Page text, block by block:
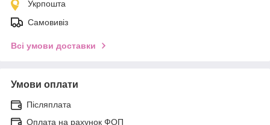
Укрпошта
Самовивіз
Всі умови доставки
Умови оплати
Післяплата
Оплата на рахунок ФОП